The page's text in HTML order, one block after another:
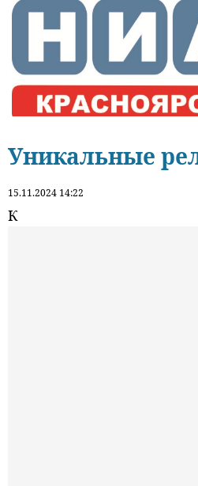
Уникальные
15.11.2024 14:22
К